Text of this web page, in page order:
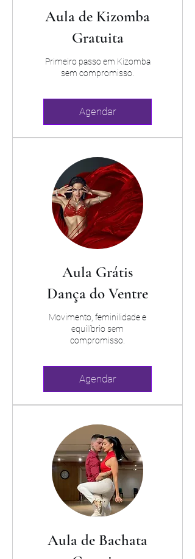
Aula de Kizomba
Gratuita
Primeiro passo em Kizomba
sem compromisso.
Agendar
Aula Grátis
Dança do Ventre
Movimento, feminilidade e
equilíbrio sem
compromisso.
Agendar
Aula de Bachata